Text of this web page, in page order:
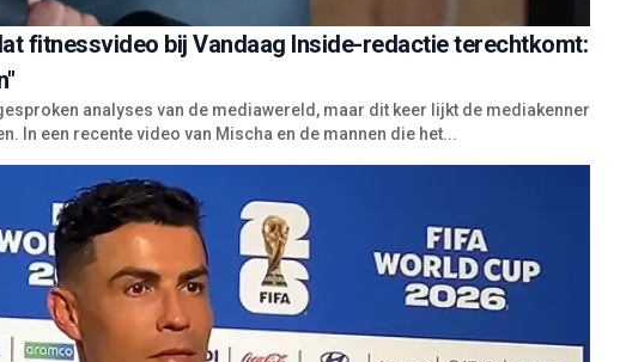
fitnessvideo bij Vandaag Inside-redactie terechtkomt:
analyses van de mediawereld, maar dit keer lijkt de mediakenner
In een recente video van Mischa en de mannen die het...